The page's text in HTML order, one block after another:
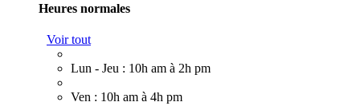
Heures normales
Voir tout
Lun - Jeu : 10h am à 2h pm
Ven : 10h am à 4h pm